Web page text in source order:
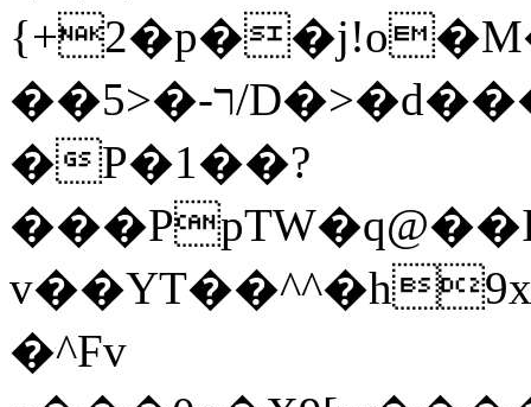
��ר-�<5/D�>�d�����1!u8JP�@TE�
�P�1��?
�^Fv